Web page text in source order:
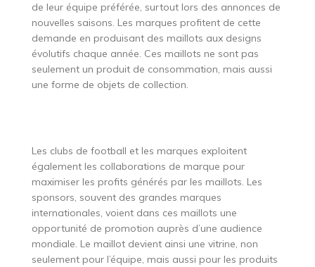
de leur équipe préférée, surtout lors des annonces de
nouvelles saisons. Les marques profitent de cette
demande en produisant des maillots aux designs
évolutifs chaque année. Ces maillots ne sont pas
seulement un produit de consommation, mais aussi
une forme de objets de collection.
Les clubs de football et les marques exploitent
également les collaborations de marque pour
maximiser les profits générés par les maillots. Les
sponsors, souvent des grandes marques
internationales, voient dans ces maillots une
opportunité de promotion auprès d’une audience
mondiale. Le maillot devient ainsi une vitrine, non
seulement pour l’équipe, mais aussi pour les produits